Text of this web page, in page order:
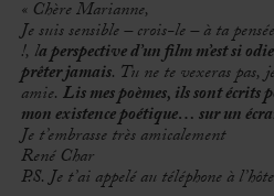
« Chère Marianne,
Je suis sensible – crois-le – à ta
!, la perspective d’un film m’est si
prêter jamais. Tu ne te vexeras pas,
amie. Lis mes poèmes, ils sont écrits
mon existence poétique… sur un
Je t’embrasse très amicalement
René Char
P.S. Je t’ai appelé au téléphone à